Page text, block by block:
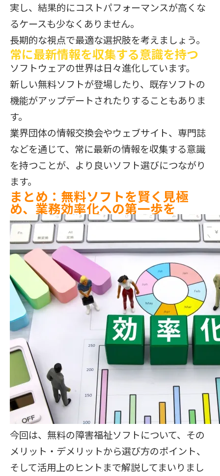
実し、結果的にコストパフォーマンスが高くな
るケースも少なくありません。
長期的な視点で最適な選択肢を考えましょう。
常に最新情報を収集する意識を持つ
ソフトウェアの世界は日々進化しています。
新しい無料ソフトが登場したり、既存ソフトの
機能がアップデートされたりすることもありま
す。
業界団体の情報交換会やウェブサイト、専門誌
などを通じて、常に最新の情報を収集する意識
を持つことが、より良いソフト選びにつながり
ます。
まとめ：無料ソフトを賢く見極
め、業務効率化への第一歩を
今回は、無料の障害福祉ソフトについて、その
メリット・デメリットから選び方のポイント、
そして活用上のヒントまで解説してまいりまし